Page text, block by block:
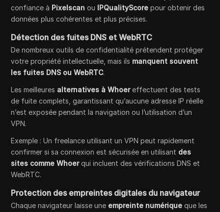
confiance à Pixelscan ou IPQualityScore pour obtenir des
données plus cohérentes et plus précises.
Détection des fuites DNS et WebRTC
De nombreux outils de confidentialité prétendent protéger
votre propriété intellectuelle, mais ils manquent souvent
les fuites DNS ou WebRTC.
Les meilleures alternatives à Whoereffectuent des tests
de fuite complets, garantissant qu’aucune adresse IP réelle
n’est exposée pendant la navigation ou l’utilisation d’un
VPN.
Exemple : Un freelance utilisant un VPN peut rapidement
confirmer si sa connexion est sécurisée en utilisant des
sites comme Whoerqui incluent des vérifications DNS et
WebRTC.
Protection des empreintes digitales du navigateur
Chaque navigateur laisse une empreinte numérique que les